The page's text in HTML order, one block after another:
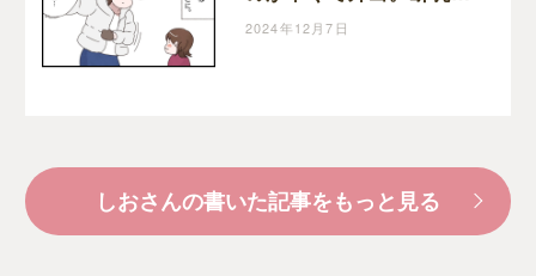
ると決めた日［３４］｜
2024年12月7日
しおさんの書いた記事をもっと見る